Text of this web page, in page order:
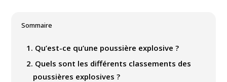
Sommaire
1. Qu’est-ce qu’une poussière explosive ?
2. Quels sont les différents classements des
poussières explosives ?